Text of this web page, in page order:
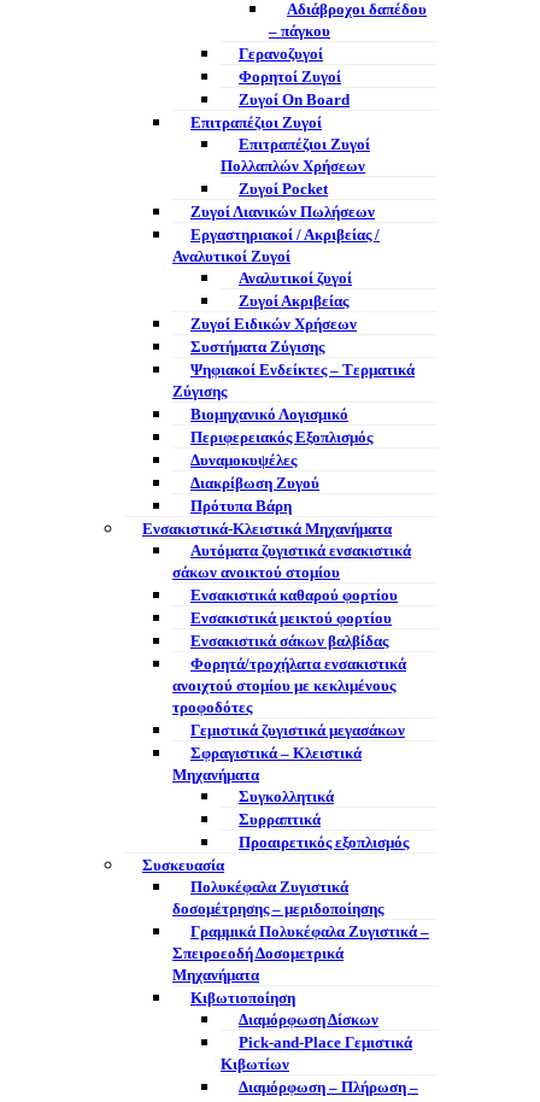
Αδιάβροχοι δαπέδου
– πάγκου
Γερανοζυγοί
Φορητοί Ζυγοί
Ζυγοί On Board
Επιτραπέζιοι Ζυγοί
Επιτραπέζιοι Ζυγοί
Πολλαπλών Χρήσεων
Ζυγοί Pocket
Ζυγοί Λιανικών Πωλήσεων
Εργαστηριακοί / Ακριβείας /
Αναλυτικοί Ζυγοί
Αναλυτικοί ζυγοί
Ζυγοί Ακριβείας
Ζυγοί Ειδικών Χρήσεων
Συστήματα Ζύγισης
Ψηφιακοί Ενδείκτες – Tερματικά
Ζύγισης
Βιομηχανικό Λογισμικό
Περιφερειακός Εξοπλισμός
Δυναμοκυψέλες
Διακρίβωση Ζυγού
Πρότυπα Βάρη
Ενσακιστικά-Κλειστικά Μηχανήματα
Αυτόματα ζυγιστικά ενσακιστικά
σάκων ανοικτού στομίου
Ενσακιστικά καθαρού φορτίου
Ενσακιστικά μεικτού φορτίου
Eνσακιστικά σάκων βαλβίδας
Φορητά/τροχήλατα ενσακιστικά
ανοιχτού στομίου με κεκλιμένους
τροφοδότες
Γεμιστικά ζυγιστικά μεγασάκων
Σφραγιστικά – Κλειστικά
Μηχανήματα
Συγκολλητικά
Συρραπτικά
Προαιρετικός εξοπλισμός
Συσκευασία
Πολυκέφαλα Ζυγιστικά
δοσομέτρησης – μεριδοποίησης
Γραμμικά Πολυκέφαλα Ζυγιστικά –
Σπειροεοδή Δοσομετρικά
Μηχανήματα
Κιβωτιοποίηση
Διαμόρφωση Δίσκων
Pick-and-Place Γεμιστικά
Κιβωτίων
Διαμόρφωση – Πλήρωση –